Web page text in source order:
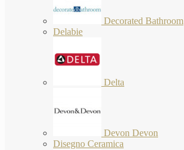
Decorated Bathroom
Delabie
Delta
Devon Devon
Disegno Ceramica